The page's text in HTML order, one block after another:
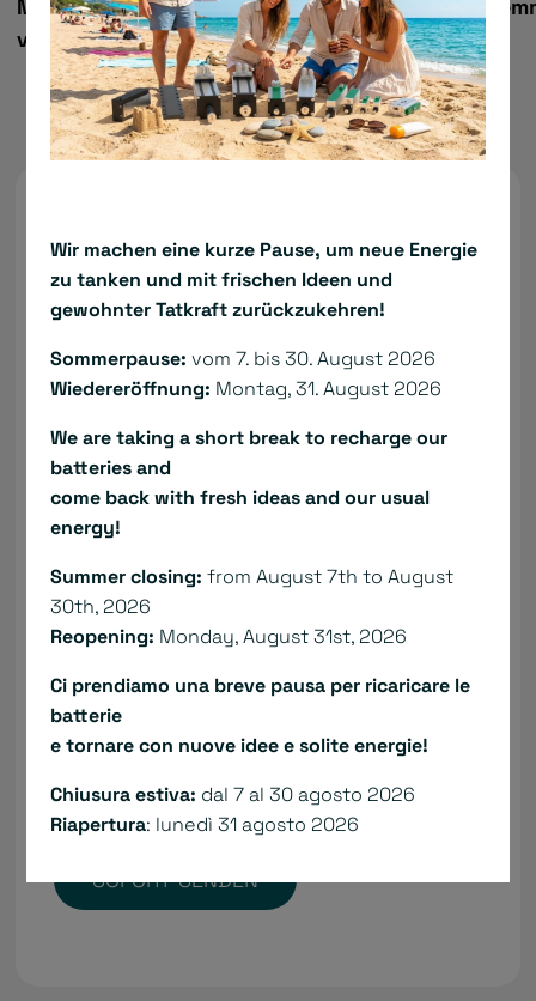
MagLift – Magnetische Feder für
vertikale Anwendungen
Ich bestätige, dass ich die:
gelesen habe.*
Informationsanfrage ist kostenlos und
unverbindlich.
SOFORT SENDEN
Wir machen eine kurze Pause, um neue Energie
zu tanken und mit frischen Ideen und
gewohnter Tatkraft zurückzukehren!
Sommerpause: vom 7. bis 30. August 2026
Wiedereröffnung: Montag, 31. August 2026
We are taking a short break to recharge our
batteries and
come back with fresh ideas and our usual
energy!
Summer closing: from August 7th to August
30th, 2026
Reopening: Monday, August 31st, 2026
Ci prendiamo una breve pausa per ricaricare le
batterie
e tornare con nuove idee e solite energie!
Chiusura estiva: dal 7 al 30 agosto 2026
Riapertura: lunedì 31 agosto 2026